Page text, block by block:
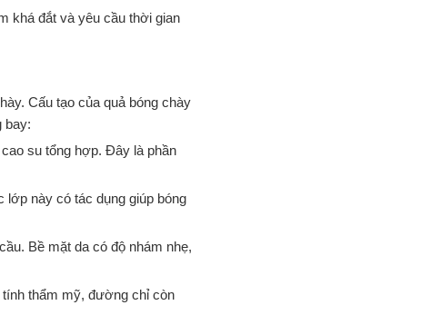
khá đắt và yêu cầu thời gian
Cấu tạo của quả bóng chày
bay:
su tổng hợp. Đây là phần
này có tác dụng giúp bóng
Bề mặt da có độ nhám nhẹ,
tính thẩm mỹ, đường chỉ còn